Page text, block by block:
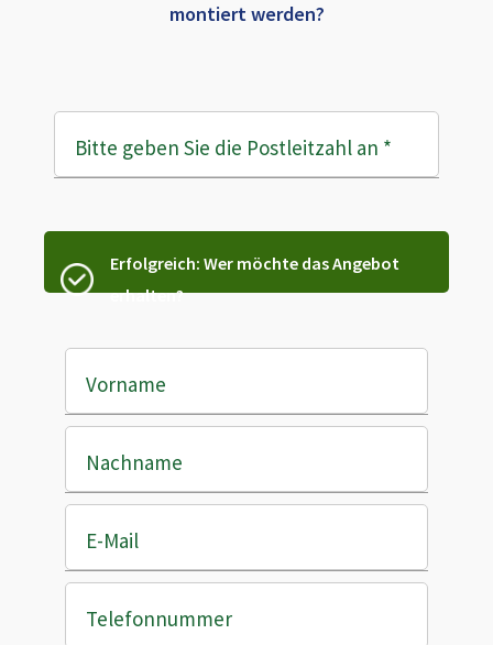
montiert werden?
Bitte geben Sie die Postleitzahl an *
Erfolgreich: Wer möchte das Angebot
erhalten?
Vorname
Nachname
E-Mail
Telefonnummer